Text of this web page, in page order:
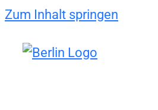
Zum Inhalt springen